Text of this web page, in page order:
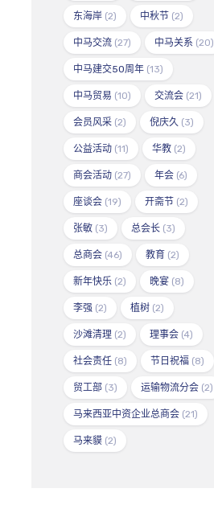
东海岸 (2) 中秋节 (2)
中马交流 (27) 中马关系 (20)
中马建交50周年 (13)
中马贸易 (10) 交流会 (21)
会员风采 (2) 倪庆久 (3)
公益活动 (11) 华教 (2)
商会活动 (27) 年会 (6)
座谈会 (19) 开斋节 (2)
张敏 (3) 总会长 (3)
总商会 (46) 教育 (2)
新年快乐 (2) 晚宴 (8)
李强 (2) 植树 (2)
沙滩清理 (2) 理事会 (4)
社会责任 (8) 节日祝福 (8)
贸工部 (3) 运输物流分会 (2)
马来西亚中资企业总商会 (21)
马来貘 (2)